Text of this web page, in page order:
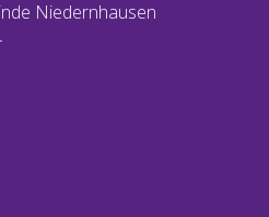
Niedernhausen